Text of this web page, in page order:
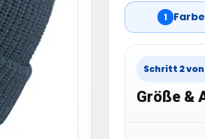
1 Farbe
Schritt 2 von
Größe &